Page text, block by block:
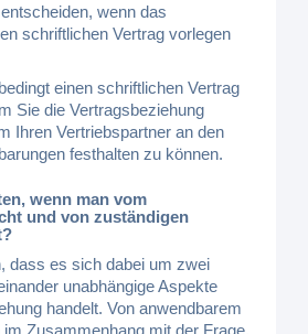
wenn das
schriftlichen Vertrag vorlegen
einen schriftlichen Vertrag
Sie die Vertragsbeziehung
Ihren Vertriebspartner an den
festhalten zu können.
wenn man vom
und von zuständigen
dass es sich dabei um zwei
unabhängige Aspekte
handelt. Von anwendbarem
Zusammenhang mit der Frage,